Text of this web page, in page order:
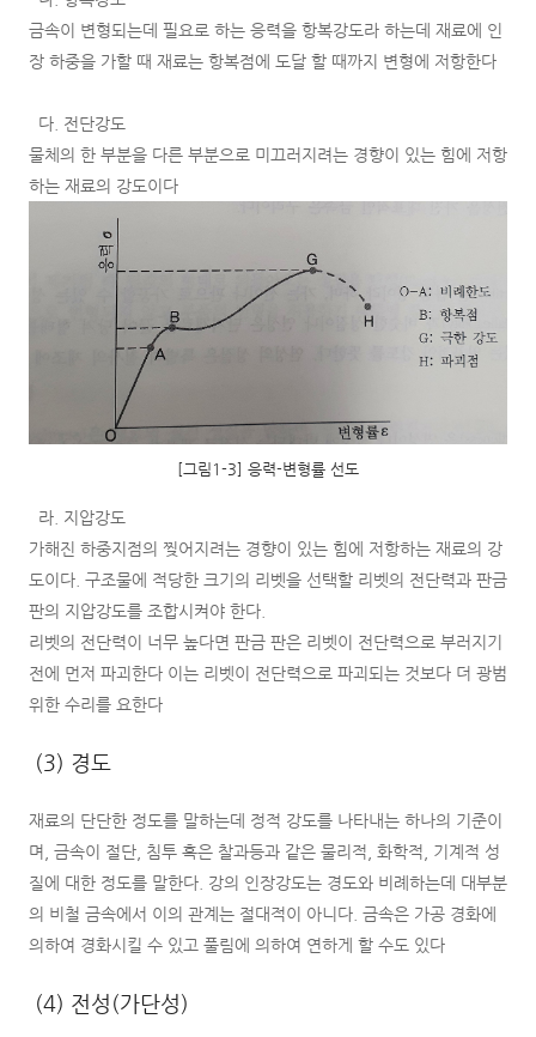
금속이 변형되는데 필요로 하는 응력을 항복강도라 하는데 재료에 인
장 하중을 가할 때 재료는 항복점에 도달 할 때까지 변형에 저항한다
다. 전단강도
물체의 한 부분을 다른 부분으로 미끄러지려는 경향이 있는 힘에 저항
하는 재료의 강도이다
[그림1-3] 응력-변형률 선도
라. 지압강도
가해진 하중지점의 찢어지려는 경향이 있는 힘에 저항하는 재료의 강
도이다. 구조물에 적당한 크기의 리벳을 선택할 리벳의 전단력과 판금
판의 지압강도를 조합시켜야 한다.
리벳의 전단력이 너무 높다면 판금 판은 리벳이 전단력으로 부러지기
전에 먼저 파괴한다 이는 리벳이 전단력으로 파괴되는 것보다 더 광범
위한 수리를 요한다
(3) 경도
재료의 단단한 정도를 말하는데 정적 강도를 나타내는 하나의 기준이
며, 금속이 절단, 침투 혹은 찰과등과 같은 물리적, 화학적, 기계적 성
질에 대한 정도를 말한다. 강의 인장강도는 경도와 비례하는데 대부분
의 비철 금속에서 이의 관계는 절대적이 아니다. 금속은 가공 경화에
의하여 경화시킬 수 있고 풀림에 의하여 연하게 할 수도 있다
(4) 전성(가단성)